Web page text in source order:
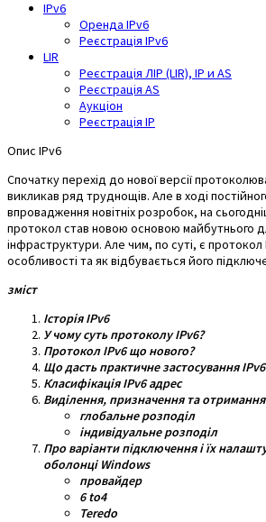
IPv6
Оренда IPv6
Реєстрація IPv6
LIR
Реєстрація ЛІР (LIR), IP и AS
Реєстрація AS
Аукціон
Реєстрація IP
Опис IPv6
Спочатку перехід до нової версії
викликав ряд труднощів. Але в ході
впровадження новітніх розробок, на
протокол став новою основою майбутнього
інфраструктури. Але чим, по суті, є протокол
особливості та як відбувається його
зміст
Історія IPv6
У чому суть протоколу IPv6?
Протокол IPv6 що нового?
Що дасть практичне застосування
Класифікація IPv6 адрес
Виділення, призначення та
глобальне розподіл
індивідуальне розподіл
Про варіанти підключення і їх
оболонці Windows
провайдер
6to4
Teredo